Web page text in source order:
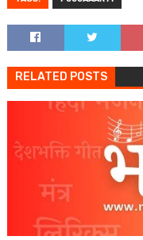
RELATED POSTS